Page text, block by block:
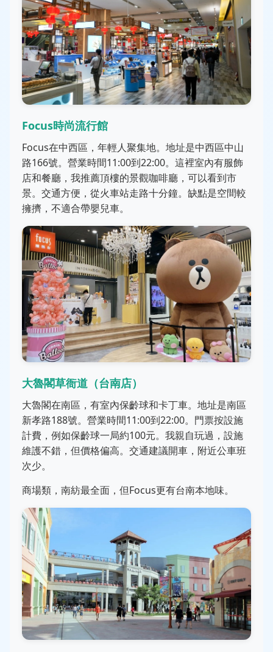
Focus時尚流行館
Focus在中西區，年輕人聚集地。地址是中西區中山
路166號。營業時間11:00到22:00。這裡室內有服飾
店和餐廳，我推薦頂樓的景觀咖啡廳，可以看到市
景。交通方便，從火車站走路十分鐘。缺點是空間較
擁擠，不適合帶嬰兒車。
大魯閣草衙道（台南店）
大魯閣在南區，有室內保齡球和卡丁車。地址是南區
新孝路188號。營業時間11:00到22:00。門票按設施
計費，例如保齡球一局約100元。我親自玩過，設施
維護不錯，但價格偏高。交通建議開車，附近公車班
次少。
商場類，南紡最全面，但Focus更有台南本地味。